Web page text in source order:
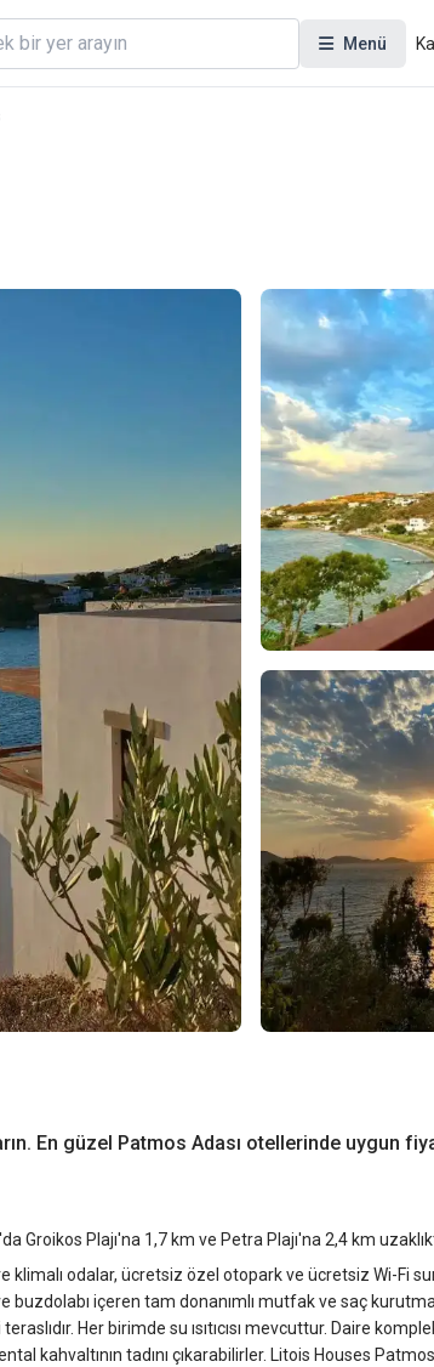
Menü
En güzel Patmos Adası otellerinde uygun
Groikos Plajı'na 1,7 km ve Petra Plajı'na 2,4 km
klimalı odalar, ücretsiz özel otopark ve ücretsiz Wi-Fi
buzdolabı içeren tam donanımlı mutfak ve saç
Her birimde su ısıtıcısı mevcuttur. Daire
kahvaltının tadını çıkarabilirler. Litois Houses